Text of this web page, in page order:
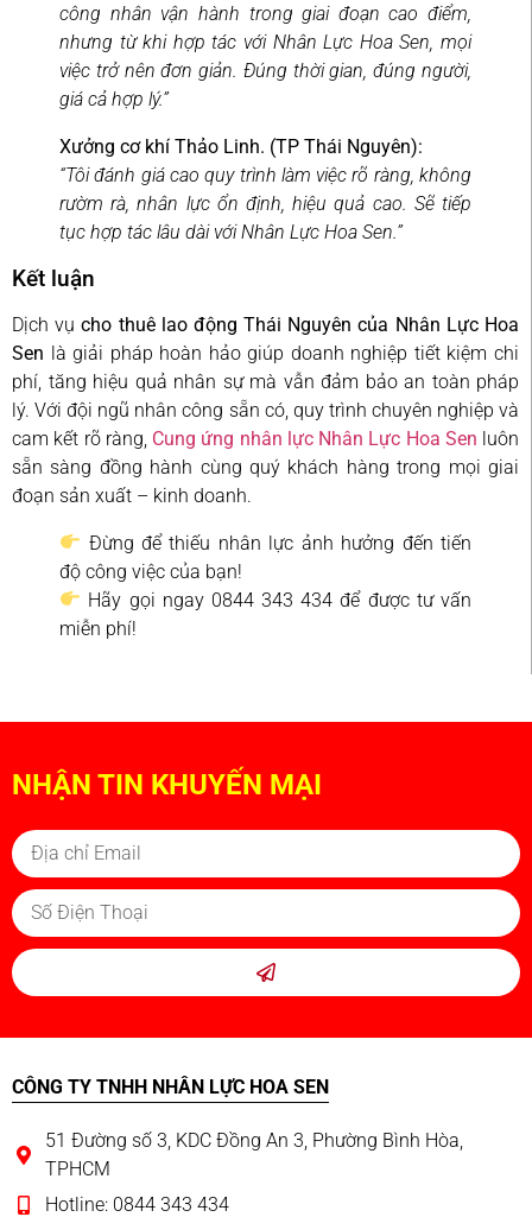
công nhân vận hành trong giai đoạn cao điểm,
nhưng từ khi hợp tác với Nhân Lực Hoa Sen, mọi
việc trở nên đơn giản. Đúng thời gian, đúng người,
giá cả hợp lý.”
Xưởng cơ khí Thảo Linh. (TP Thái Nguyên):
“Tôi đánh giá cao quy trình làm việc rõ ràng, không
rườm rà, nhân lực ổn định, hiệu quả cao. Sẽ tiếp
tục hợp tác lâu dài với Nhân Lực Hoa Sen.”
Kết luận
Dịch vụcho thuê lao động Thái Nguyên của Nhân Lực Hoa
Sen là giải pháp hoàn hảo giúp doanh nghiệp tiết kiệm chi
phí, tăng hiệu quả nhân sự mà vẫn đảm bảo an toàn pháp
lý. Với đội ngũ nhân công sẵn có, quy trình chuyên nghiệp và
cam kết rõ ràng, Cung ứng nhân lực Nhân Lực Hoa Sen luôn
sẵn sàng đồng hành cùng quý khách hàng trong mọi giai
đoạn sản xuất – kinh doanh.
Đừng để thiếu nhân lực ảnh hưởng đến tiến
độ công việc của bạn!
Hãy gọi ngay 0844 343 434 để được tư vấn
miễn phí!
NHẬN TIN KHUYẾN MẠI
CÔNG TY TNHH NHÂN LỰC HOA SEN
51 Đường số 3, KDC Đồng An 3, Phường Bình Hòa,
TPHCM
Hotline: 0844 343 434